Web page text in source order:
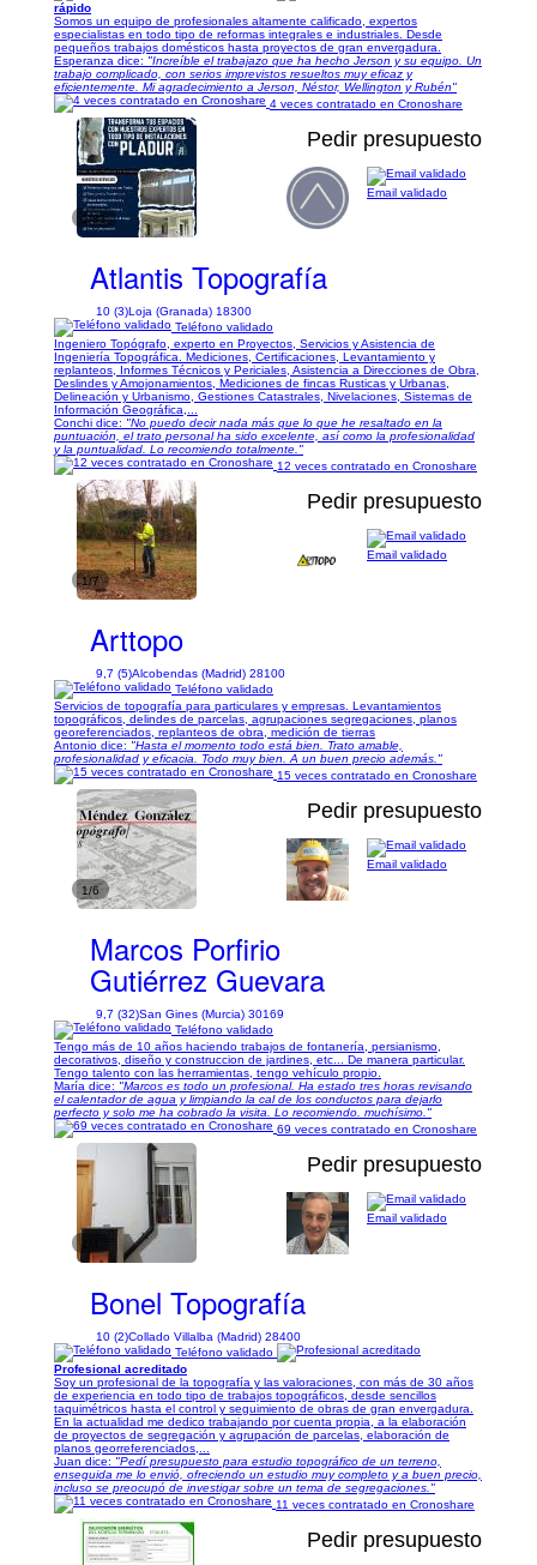
rápido
Somos un equipo de profesionales altamente calificado, expertos
especialistas en todo tipo de reformas integrales e industriales. Desde
pequeños trabajos domésticos hasta proyectos de gran envergadura.
Esperanza dice: "Increíble el trabajazo que ha hecho Jerson y su equipo. Un
trabajo complicado, con serios imprevistos resueltos muy eficaz y
eficientemente. Mi agradecimiento a Jerson, Néstor, Wellington y Rubén"
4 veces contratado en Cronoshare
1/81
Pedir presupuesto
Atlantis Topografía
10 (3)Loja (Granada) 18300
Email validado
Teléfono validado
Ingeniero Topógrafo, experto en Proyectos, Servicios y Asistencia de
Ingeniería Topográfica. Mediciones, Certificaciones, Levantamiento y
replanteos, Informes Técnicos y Periciales, Asistencia a Direcciones de Obra,
Deslindes y Amojonamientos, Mediciones de fincas Rusticas y Urbanas,
Delineación y Urbanismo, Gestiones Catastrales, Nivelaciones, Sistemas de
Información Geográfica,...
Conchi dice: "No puedo decir nada más que lo que he resaltado en la
puntuación, el trato personal ha sido excelente, así como la profesionalidad
y la puntualidad. Lo recomiendo totalmente."
12 veces contratado en Cronoshare
1/7
Pedir presupuesto
Arttopo
9,7 (5)Alcobendas (Madrid) 28100
Email validado
Teléfono validado
Servicios de topografía para particulares y empresas. Levantamientos
topográficos, delindes de parcelas, agrupaciones segregaciones, planos
georeferenciados, replanteos de obra, medición de tierras
Antonio dice: "Hasta el momento todo está bien. Trato amable,
profesionalidad y eficacia. Todo muy bien. A un buen precio además."
15 veces contratado en Cronoshare
1/6
Pedir presupuesto
Marcos Porfirio
Gutiérrez Guevara
9,7 (32)San Gines (Murcia) 30169
Email validado
Teléfono validado
Tengo más de 10 años haciendo trabajos de fontanería, persianismo,
decorativos, diseño y construccion de jardines, etc... De manera particular.
Tengo talento con las herramientas, tengo vehículo propio.
María dice: "Marcos es todo un profesional. Ha estado tres horas revisando
el calentador de agua y limpiando la cal de los conductos para dejarlo
perfecto y solo me ha cobrado la visita. Lo recomiendo. muchísimo."
69 veces contratado en Cronoshare
Pedir presupuesto
Bonel Topografía
10 (2)Collado Villalba (Madrid) 28400
Email validado
Teléfono validado
Profesional acreditado
Soy un profesional de la topografía y las valoraciones, con más de 30 años
de experiencia en todo tipo de trabajos topográficos, desde sencillos
taquimétricos hasta el control y seguimiento de obras de gran envergadura.
En la actualidad me dedico trabajando por cuenta propia, a la elaboración
de proyectos de segregación y agrupación de parcelas, elaboración de
planos georreferenciados,...
Juan dice: "Pedí presupuesto para estudio topográfico de un terreno,
enseguida me lo envió, ofreciendo un estudio muy completo y a buen precio,
incluso se preocupó de investigar sobre un tema de segregaciones."
11 veces contratado en Cronoshare
Pedir presupuesto